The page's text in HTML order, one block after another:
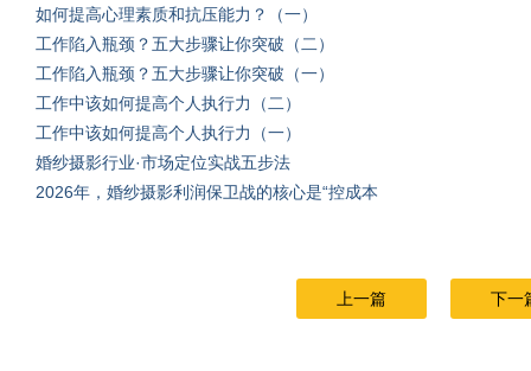
如何提高心理素质和抗压能力？（一）
工作陷入瓶颈？五大步骤让你突破（二）
工作陷入瓶颈？五大步骤让你突破（一）
工作中该如何提高个人执行力（二）
工作中该如何提高个人执行力（一）
婚纱摄影行业·市场定位实战五步法
2026年，婚纱摄影利润保卫战的核心是“控成本
上一篇 下一